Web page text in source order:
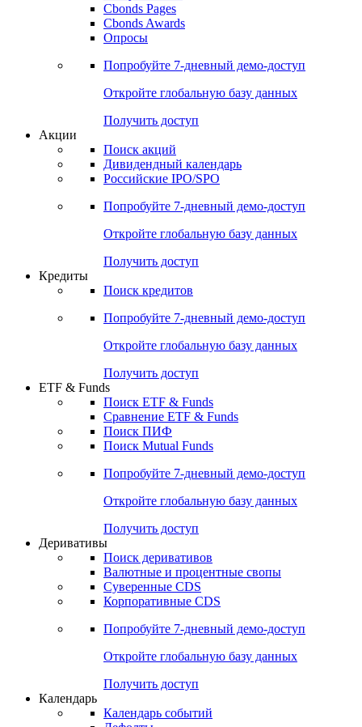
Ломбардные списки
Участники рынка
Рэнкинги инвест. банков и юр.
Cbonds Pages
Опросы
Попробуйте7-дневный
Откройте глобальную базу данных
Получить доступ
Поиск акций
Российские IPO/SPO
Попробуйте7-дневный
Откройте глобальную базу данных
Получить доступ
Поиск кредитов
Попробуйте7-дневный
Откройте глобальную базу данных
Получить доступ
ETF & Funds
Сравнение ETF & Funds
Поиск Mutual Funds
Попробуйте7-дневный
Откройте глобальную базу данных
Получить доступ
Деривативы
Валютные и процентные свопы
Корпоративные CDS
Попробуйте7-дневный
Откройте глобальную базу данных